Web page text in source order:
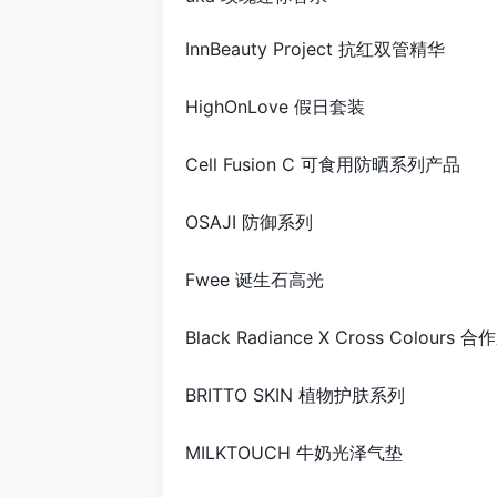
InnBeauty Project 抗红双管精华
HighOnLove 假日套装
Cell Fusion C 可食用防晒系列产品
OSAJI 防御系列
Fwee 诞生石高光
Black Radiance X Cross Colours 合
BRITTO SKIN 植物护肤系列
MILKTOUCH 牛奶光泽气垫